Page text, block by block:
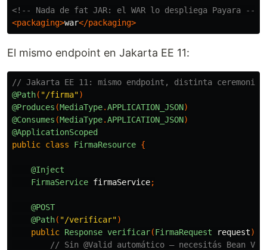
<!-- Nada de fat JAR: el WAR lo despliega Payara -->
<packaging>war</packaging>
El mismo endpoint en Jakarta EE 11:
// Jakarta EE 11: mismo endpoint, distinta ceremonia
@Path( "/firma")
@Produces (MediaType.APPLICATION_JSON)
@Consumes (MediaType.APPLICATION_JSON)
@ApplicationScoped
public class FirmaResource {
@Inject
FirmaService firmaService;
@POST
@Path( "/verificar")
public Response verificar(FirmaRequest request)
// Sin @Valid automático — necesitás Bean